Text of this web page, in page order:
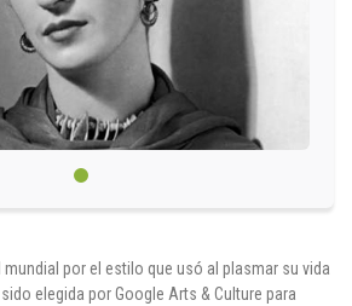
mundial por el estilo que usó al plasmar su vida
elegida por Google Arts & Culture para
de Atención al Cliente
460 07 07